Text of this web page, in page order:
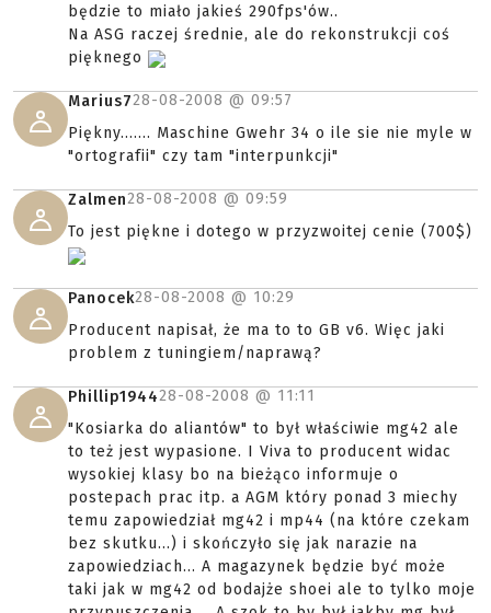
będzie to miało jakieś 290fps'ów..
Na ASG raczej średnie, ale do rekonstrukcji coś
pięknego
Marius728-08-2008 @ 09:57
Piękny....... Maschine Gwehr 34 o ile sie nie myle w
"ortografii" czy tam "interpunkcji"
Zalmen28-08-2008 @ 09:59
To jest piękne i dotego w przyzwoitej cenie (700$)
Panocek28-08-2008 @ 10:29
Producent napisał, że ma to to GB v6. Więc jaki
problem z tuningiem/naprawą?
Phillip194428-08-2008 @ 11:11
"Kosiarka do aliantów" to był właściwie mg42 ale
to też jest wypasione. I Viva to producent widac
wysokiej klasy bo na bieżąco informuje o
postepach prac itp. a AGM który ponad 3 miechy
temu zapowiedział mg42 i mp44 (na które czekam
bez skutku...) i skończyło się jak narazie na
zapowiedziach... A magazynek będzie być może
taki jak w mg42 od bodajże shoei ale to tylko moje